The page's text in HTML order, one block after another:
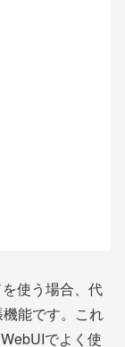
使う場合、代
能です。これ
でよく使